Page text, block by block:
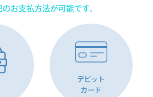
のお支払方法が可能です。
デビット
カード